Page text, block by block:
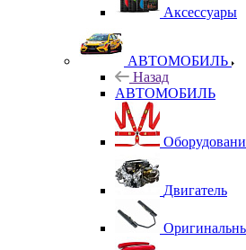
Аксессуары
АВТОМОБИЛЬ
Назад
АВТОМОБИЛЬ
Двигатель